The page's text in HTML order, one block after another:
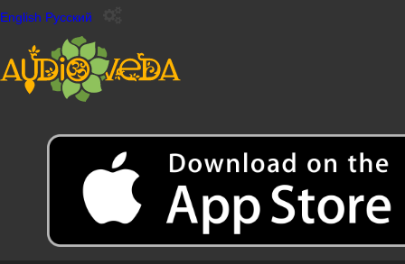
English Русский